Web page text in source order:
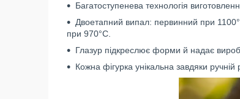
Багатоступенева технологія
Двоетапний випал: первинний при
при 970°C.
Глазур підкреслює форми й надає
Кожна фігурка унікальна завдяки ручній